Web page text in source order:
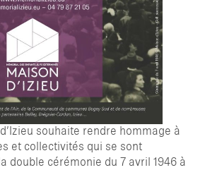
souhaite rendre hommage à
et collectivités qui se sont
double cérémonie du 7 avril 1946 à